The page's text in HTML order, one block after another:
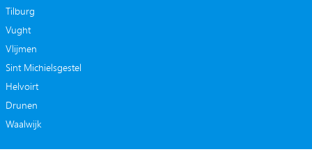
Tilburg
Vught
Vlijmen
Sint Michielsgestel
Helvoirt
Drunen
Waalwijk